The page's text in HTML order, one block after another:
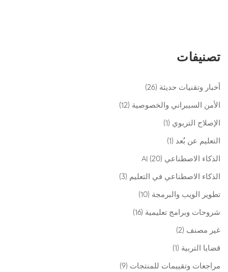
تصنيفات
أخبار وتقنيات حديثة (26)
الأمن السيبراني والخصوصية (12)
الإصلاح التربوي (1)
التعليم عن بُعد (1)
الذكاء الاصطناعي AI (20)
الذكاء الاصطناعي في التعليم (3)
تطوير الويب والبرمجة (10)
شروحات وبرامج تعليمية (16)
غير مصنف (2)
قضايا التربية (1)
مراجعات وتقييمات للمنتجات (9)